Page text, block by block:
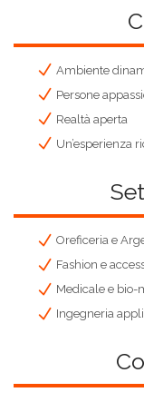
Ambiente
Persone
Realtà aperta
Un’esperienza
Oreficeria e
Fashion e
Medicale e bio-
Ingegneria